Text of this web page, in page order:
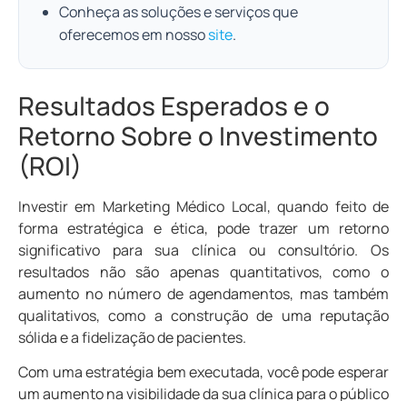
Conheça as soluções e serviços que
oferecemos em nossosite.
Resultados Esperados e o
Retorno Sobre o Investimento
(ROI)
Investir em Marketing Médico Local, quando feito de
forma estratégica e ética, pode trazer um retorno
significativo para sua clínica ou consultório. Os
resultados não são apenas quantitativos, como o
aumento no número de agendamentos, mas também
qualitativos, como a construção de uma reputação
sólida e a fidelização de pacientes.
Com uma estratégia bem executada, você pode esperar
um aumento na visibilidade da sua clínica para o público